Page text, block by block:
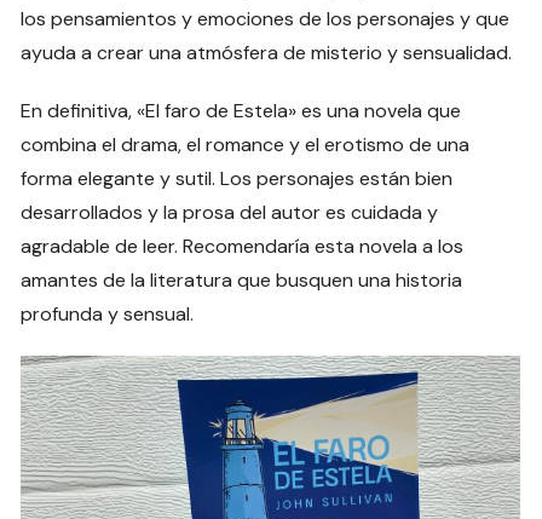
los pensamientos y emociones de los personajes y que
ayuda a crear una atmósfera de misterio y sensualidad.
En definitiva, «El faro de Estela» es una novela que
combina el drama, el romance y el erotismo de una
forma elegante y sutil. Los personajes están bien
desarrollados y la prosa del autor es cuidada y
agradable de leer. Recomendaría esta novela a los
amantes de la literatura que busquen una historia
profunda y sensual.